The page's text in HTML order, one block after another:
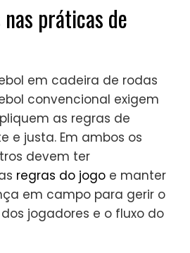
práticas de
em cadeira de rodas
convencional exigem
as regras de
e justa. Em ambos os
devem ter
regras do jogo e manter
em campo para gerir o
jogadores e o fluxo do